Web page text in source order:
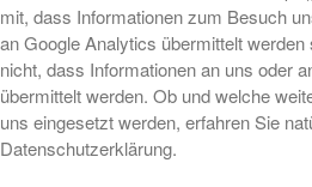
mit, dass Informationen zum Besuch
an Google Analytics übermittelt
nicht, dass Informationen an uns oder
übermittelt werden. Ob und welche
uns eingesetzt werden, erfahren Sie
Datenschutzerklärung.